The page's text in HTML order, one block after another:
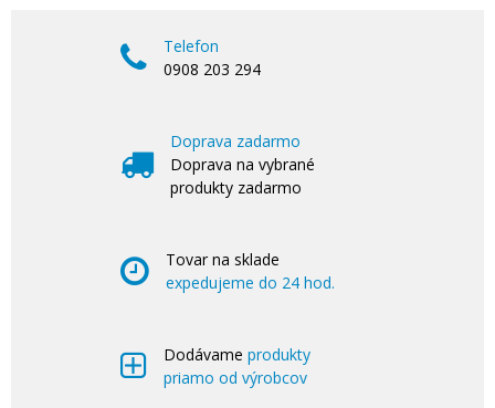
Telefon
0908 203 294
Doprava zadarmo
Doprava na vybrané
produkty zadarmo
Tovar na sklade
expedujeme do 24 hod.
Dodávame produkty
priamo od výrobcov